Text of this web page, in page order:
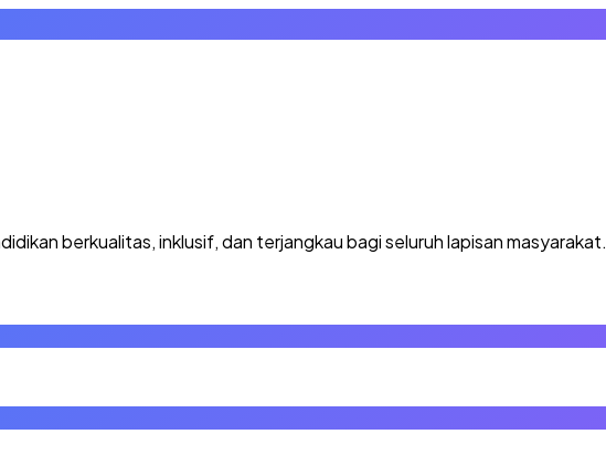
berkualitas, inklusif, dan terjangkau bagi seluruh lapisan masyarakat.